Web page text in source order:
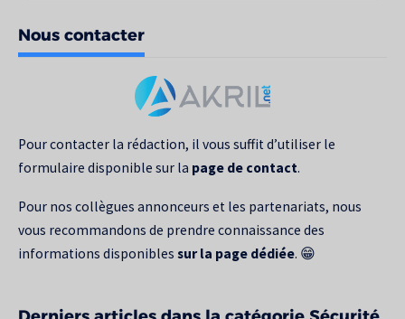
votre
recherche
Nous contacter
Pour contacter la rédaction, il vous suffit d’utiliser le
formulaire disponible sur la page de contact.
Pour nos collègues annonceurs et les partenariats, nous
vous recommandons de prendre connaissance des
informations disponibles sur la page dédiée. 😁